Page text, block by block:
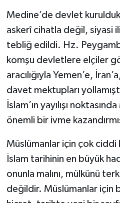
Medine’de devlet
askerî cihatla değil, siyasi
tebliğ edildi. Hz.
komşu devletlere elçiler
aracılığıyla Yemen’e,
davet mektupları
İslam’ın yayılışı
önemli bir ivme
Müslümanlar için çok
İslam tarihinin en büyük
onunla malını, mülkünü
değildir. Müslümanlar için